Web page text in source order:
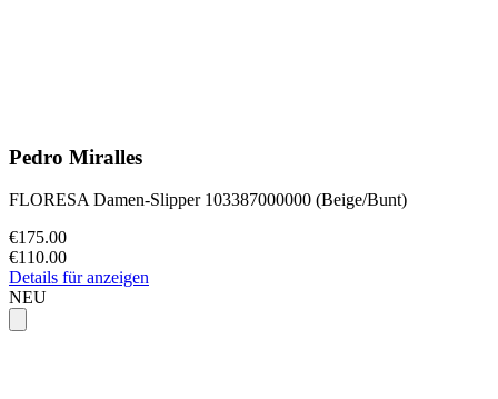
Pedro Miralles
FLORESA Damen-Slipper 103387000000 (Beige/Bunt)
€175.00
€110.00
Details für anzeigen
NEU